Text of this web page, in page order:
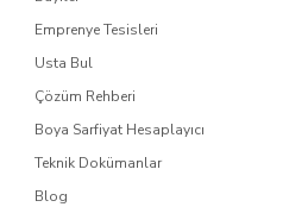
Emprenye Tesisleri
Usta Bul
Çözüm Rehberi
Boya Sarfiyat Hesaplayıcı
Teknik Dokümanlar
Blog